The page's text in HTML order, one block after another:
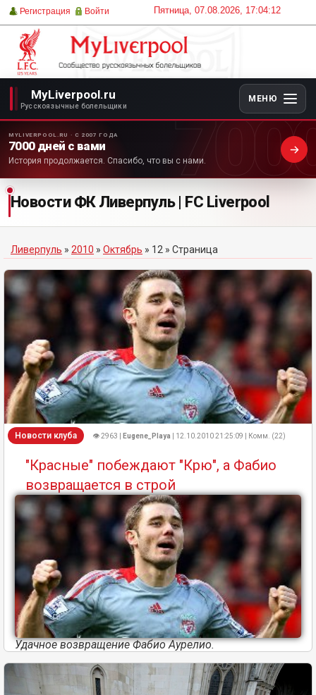
Пятница, 07.08.2026, 17:04:12
Регистрация Войти
MyLiverpool.ru
Русскоязычные болельщики
МЕНЮ
MYLIVERPOOL.RU · С 2007 ГОДА
7000 дней с вами
История продолжается. Спасибо, что вы с нами.
Новости ФК Ливерпуль | FC Liverpool
Ливерпуль » 2010 » Октябрь » 12 » Страница
Новости клуба 👁 2963 | Eugene_Playa | 12.10.2010 21:25:09 | Комм. (22)
"Красные" побеждают "Крю", а Фабио
возвращается в строй
Удачное возвращение Фабио Аурелио.